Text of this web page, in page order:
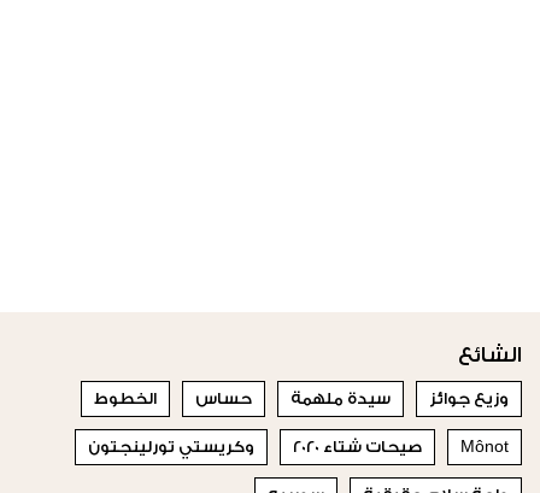
الشائع
وزيع جوائز سيدة ملهمة حساس الخطوط
Mônot صيحات شتاء 2020 وكريستي تورلينجتون